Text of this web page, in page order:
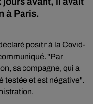
à Paris.
positif à la Covid-
"Par
sa compagne, qui a
testée et est négative",